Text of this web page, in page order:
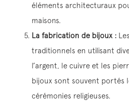
éléments architecturaux
maisons.
La fabrication de bijoux :
traditionnels en utilisant
l’argent, le cuivre et les
bijoux sont souvent portés
cérémonies religieuses.